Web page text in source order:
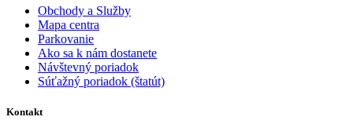
Obchody a Služby
Mapa centra
Parkovanie
Ako sa k nám dostanete
Návštevný poriadok
Súťažný poriadok (štatút)
Kontakt